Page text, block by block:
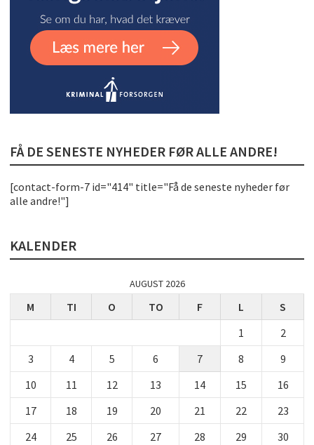
FÅ DE SENESTE NYHEDER FØR ALLE ANDRE!
[contact-form-7 id="414" title="Få de seneste nyheder før
alle andre!"]
KALENDER
AUGUST 2026
M TI O TO F L
S
1
2
3
4 5 6 7 8
9
10
11 12 13 14 15
16
17
18 19 20 21 22
23
24
25 26 27 28 29
30